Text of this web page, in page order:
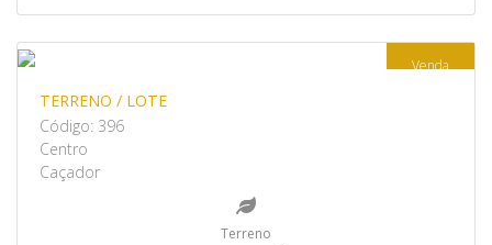
Venda
TERRENO / LOTE
Código: 396
Centro
Caçador
Terreno